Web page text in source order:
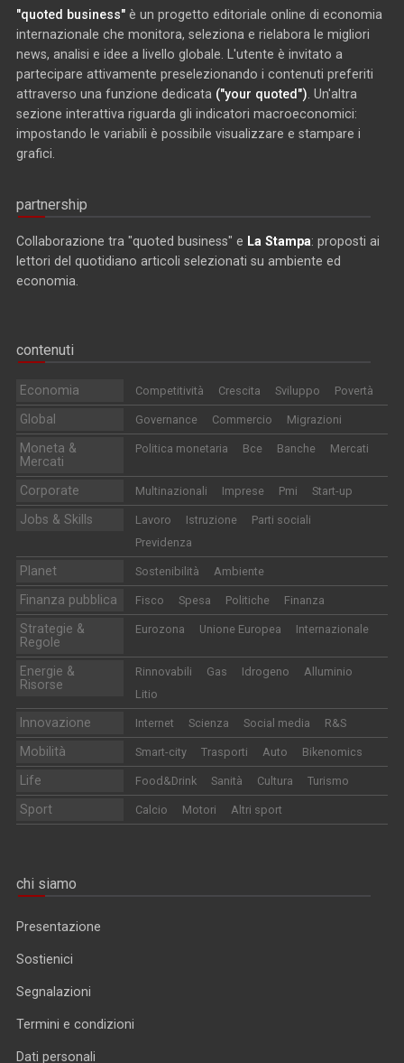
"quoted business" è un progetto editoriale online di economia
internazionale che monitora, seleziona e rielabora le migliori
news, analisi e idee a livello globale. L'utente è invitato a
partecipare attivamente preselezionando i contenuti preferiti
attraverso una funzione dedicata ("your quoted") . Un'altra
sezione interattiva riguarda gli indicatori macroeconomici:
impostando le variabili è possibile visualizzare e stampare i
grafici.
partnership
Collaborazione tra "quoted business" e La Stampa: proposti ai
lettori del quotidiano articoli selezionati su ambiente ed
economia.
contenuti
Economia Competitività Crescita Sviluppo Povertà
Global Governance Commercio Migrazioni
Moneta &
Mercati
Politica monetaria Bce Banche Mercati
Corporate Multinazionali Imprese Pmi Start-up
Jobs & Skills Lavoro Istruzione
Parti sociali
Previdenza
Planet Sostenibilità Ambiente
Finanza pubblica Fisco Spesa Politiche Finanza
Strategie &
Regole
Eurozona Unione Europea Internazionale
Energie &
Risorse
Rinnovabili Gas Idrogeno
Alluminio
Litio
Innovazione Internet Scienza Social media R&S
Mobilità Smart-city Trasporti Auto Bikenomics
Life Food&Drink Sanità Cultura Turismo
Sport Calcio Motori Altri sport
chi siamo
Presentazione
Sostienici
Segnalazioni
Termini e condizioni
Dati personali